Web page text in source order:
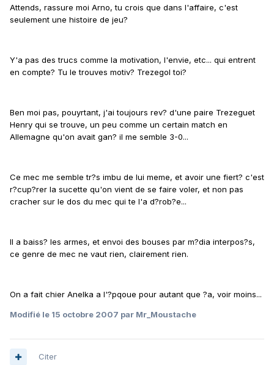
Attends, rassure moi Arno, tu crois que dans l'affaire, c'est
seulement une histoire de jeu?
Y'a pas des trucs comme la motivation, l'envie, etc... qui entrent
en compte? Tu le trouves motiv? Trezegol toi?
Ben moi pas, pouyrtant, j'ai toujours rev? d'une paire Trezeguet
Henry qui se trouve, un peu comme un certain match en
Allemagne qu'on avait gan? il me semble 3-0...
Ce mec me semble tr?s imbu de lui meme, et avoir une fiert? c'est
r?cup?rer la sucette qu'on vient de se faire voler, et non pas
cracher sur le dos du mec qui te l'a d?rob?e...
Il a baiss? les armes, et envoi des bouses par m?dia interpos?s,
ce genre de mec ne vaut rien, clairement rien.
On a fait chier Anelka a l'?pqoue pour autant que ?a, voir moins...
Modifié le 15 octobre 2007 par Mr_Moustache
Citer